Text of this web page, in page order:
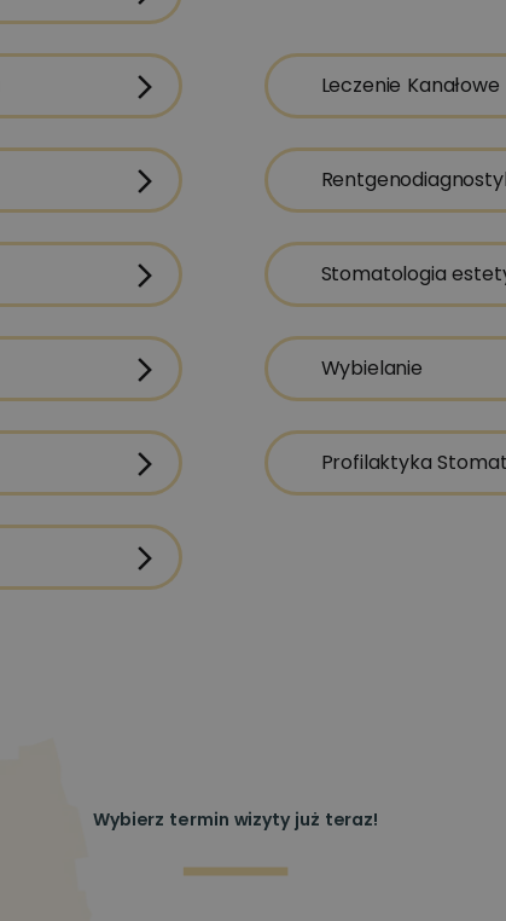
Leczenie Kanałowe
Stomatologia
Wybielanie
Profilaktyka
Wybierz termin wizyty już teraz!